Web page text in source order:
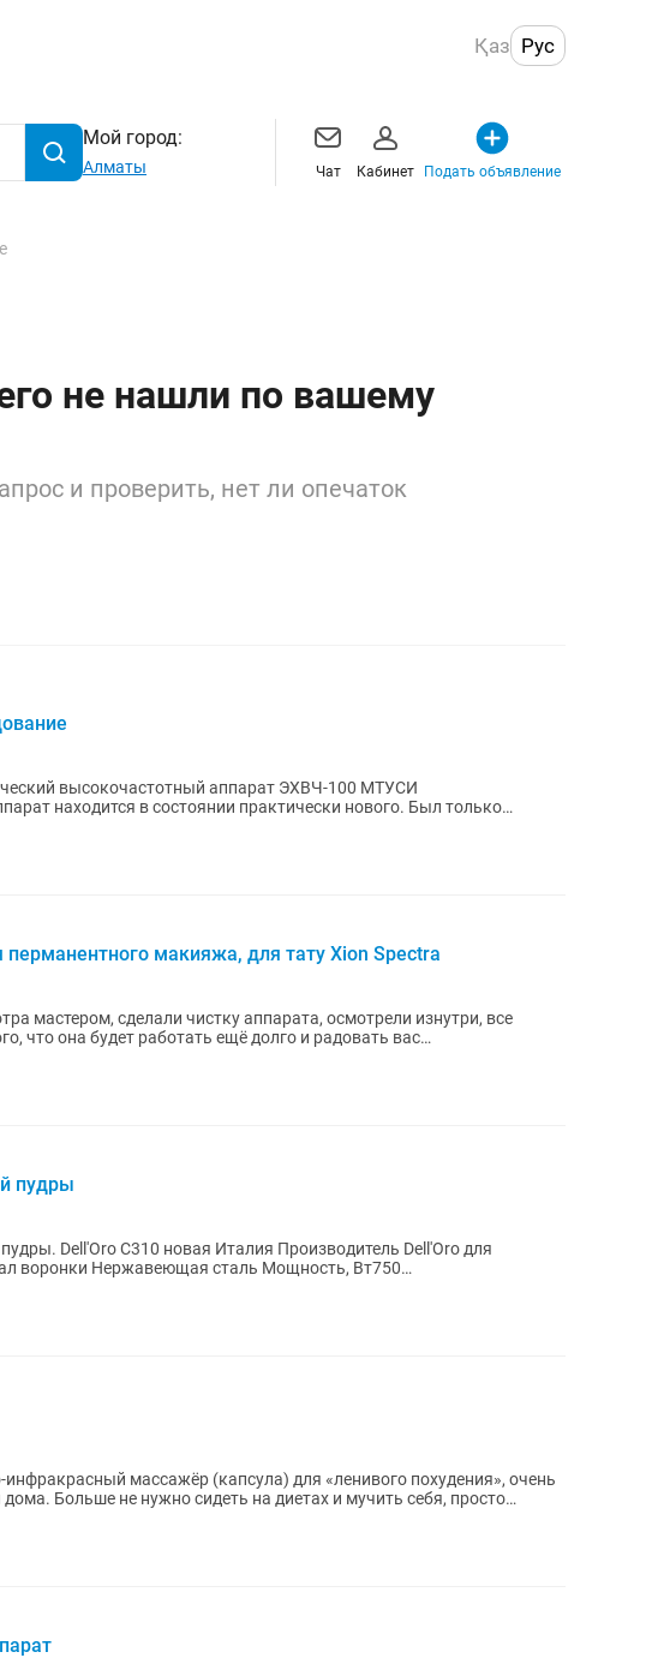
Қаз Рус
Мой город:
Алматы Чат Кабинет Подать объявление
не нашли по вашему
и проверить, нет ли опечаток
высокочастотный аппарат ЭХВЧ-100 МТУСИ
находится в состоянии практически нового. Был только
макияжа, для тату Xion Spectra
мастером, сделали чистку аппарата, осмотрели изнутри, все
пудры
Dell'Oro C310 новая Италия Производитель Dell'Oro для
воронки Нержавеющая сталь Мощность, Вт750
массажёр (капсула) для «ленивого похудения», очень
Больше не нужно сидеть на диетах и мучить себя, просто